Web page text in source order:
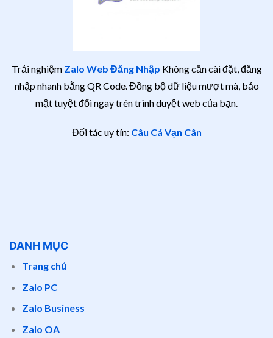
Trải nghiệm Zalo Web Đăng Nhập Không cần cài đặt, đăng
nhập nhanh bằng QR Code. Đồng bộ dữ liệu mượt mà, bảo
mật tuyệt đối ngay trên trình duyệt web của bạn.
Đối tác uy tín: Câu Cá Vạn Cân
DANH MỤC
Trang chủ
Zalo PC
Zalo Business
Zalo OA